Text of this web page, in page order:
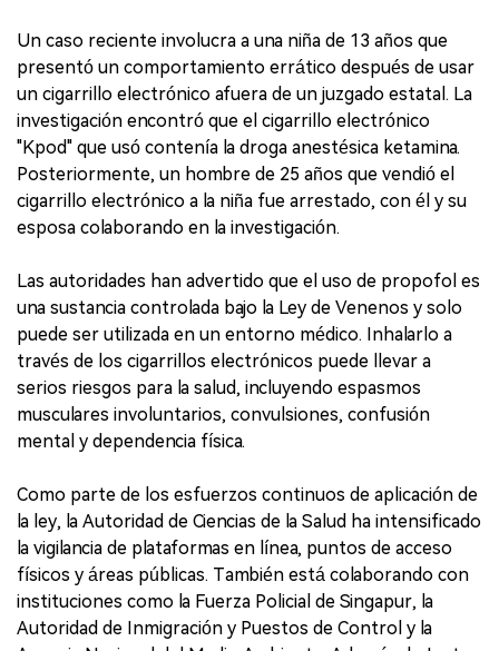
Un caso reciente involucra a una niña de 13 años que
presentó un comportamiento errático después de usar
un cigarrillo electrónico afuera de un juzgado estatal. La
investigación encontró que el cigarrillo electrónico
"Kpod" que usó contenía la droga anestésica ketamina.
Posteriormente, un hombre de 25 años que vendió el
cigarrillo electrónico a la niña fue arrestado, con él y su
esposa colaborando en la investigación.
Las autoridades han advertido que el uso de propofol es
una sustancia controlada bajo la Ley de Venenos y solo
puede ser utilizada en un entorno médico. Inhalarlo a
través de los cigarrillos electrónicos puede llevar a
serios riesgos para la salud, incluyendo espasmos
musculares involuntarios, convulsiones, confusión
mental y dependencia física.
Como parte de los esfuerzos continuos de aplicación de
la ley, la Autoridad de Ciencias de la Salud ha intensificado
la vigilancia de plataformas en línea, puntos de acceso
físicos y áreas públicas. También está colaborando con
instituciones como la Fuerza Policial de Singapur, la
Autoridad de Inmigración y Puestos de Control y la